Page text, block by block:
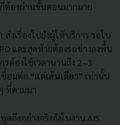
ต้องผ่านขั้นตอนมากมาย
ส่งเรื่องไปยังผู้ให้บริการ รอใบ
และสุดท้ายต้องรอช่างลงพื้น
ต้องใช้เวลานานถึง 2–3
ชื่อมต่อ “แค่เส้นเดียว” เท่านั้น
ที่ตามมา
ถึงอย่างจริงจังในงาน AIS